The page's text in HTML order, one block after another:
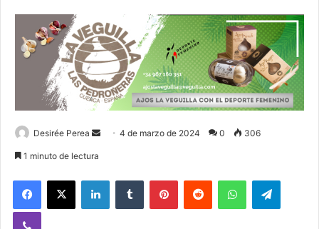
Desirée Perea 4 de marzo de 2024 0 306
1 minuto de lectura